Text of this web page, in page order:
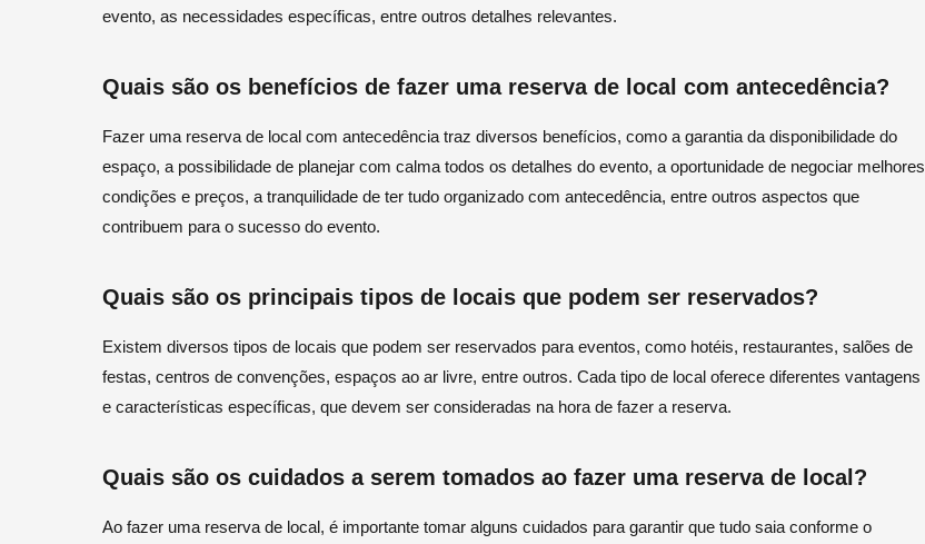
evento, as necessidades específicas, entre outros detalhes relevantes.
Quais são os benefícios de fazer uma reserva de local com antecedência?
Fazer uma reserva de local com antecedência traz diversos benefícios, como a garantia da disponibilidade do
espaço, a possibilidade de planejar com calma todos os detalhes do evento, a oportunidade de negociar melhores
condições e preços, a tranquilidade de ter tudo organizado com antecedência, entre outros aspectos que
contribuem para o sucesso do evento.
Quais são os principais tipos de locais que podem ser reservados?
Existem diversos tipos de locais que podem ser reservados para eventos, como hotéis, restaurantes, salões de
festas, centros de convenções, espaços ao ar livre, entre outros. Cada tipo de local oferece diferentes vantagens
e características específicas, que devem ser consideradas na hora de fazer a reserva.
Quais são os cuidados a serem tomados ao fazer uma reserva de local?
Ao fazer uma reserva de local, é importante tomar alguns cuidados para garantir que tudo saia conforme o